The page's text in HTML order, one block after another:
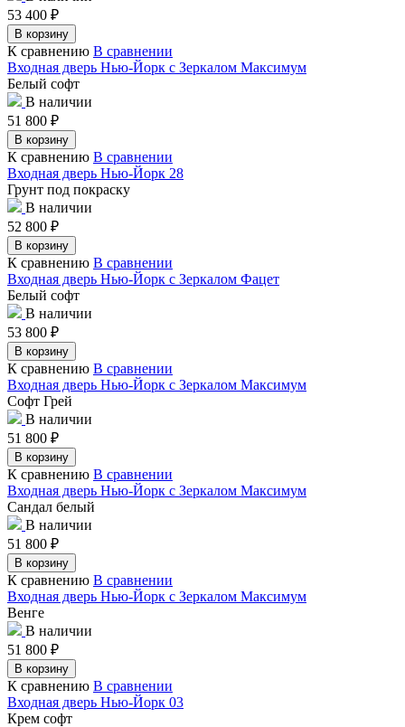
53 400 ₽
В корзину
К сравнению В сравнении
Входная дверь Нью-Йорк с Зеркалом Максимум
Белый софт
В наличии
51 800 ₽
В корзину
К сравнению В сравнении
Входная дверь Нью-Йорк 28
Грунт под покраску
В наличии
52 800 ₽
В корзину
К сравнению В сравнении
Входная дверь Нью-Йорк с Зеркалом Фацет
Белый софт
В наличии
53 800 ₽
В корзину
К сравнению В сравнении
Входная дверь Нью-Йорк с Зеркалом Максимум
Софт Грей
В наличии
51 800 ₽
В корзину
К сравнению В сравнении
Входная дверь Нью-Йорк с Зеркалом Максимум
Сандал белый
В наличии
51 800 ₽
В корзину
К сравнению В сравнении
Входная дверь Нью-Йорк с Зеркалом Максимум
Венге
В наличии
51 800 ₽
В корзину
К сравнению В сравнении
Входная дверь Нью-Йорк 03
Крем софт